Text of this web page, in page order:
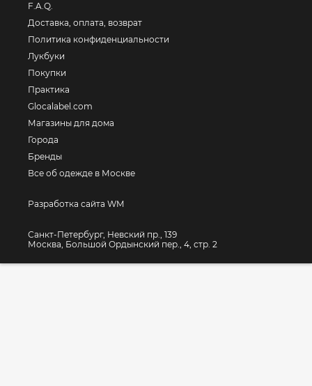
F.A.Q.
Доставка, оплата, возврат
Политика конфиденциальности
Лукбуки
Покупки
Практика
Glocalabel.com
Магазины для дома
Города
Бренды
Все об одежде в Москве
Разработка сайта WM
Санкт-Петербург, Невский пр., 139
Москва, Большой Ордынский пер., 4, стр. 2